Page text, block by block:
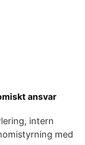
ansvar
intern
med